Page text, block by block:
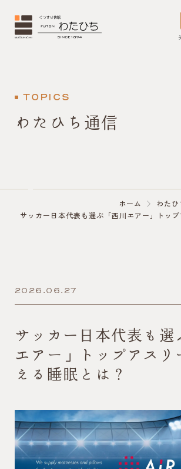
TOPICS
わたひち通信
ホーム わたひ
サッカー日本代表も選ぶ「西川エアー」トッ
2026.06.27
サッカー日本代表も選
エアー」トップアスリ
える睡眠とは？